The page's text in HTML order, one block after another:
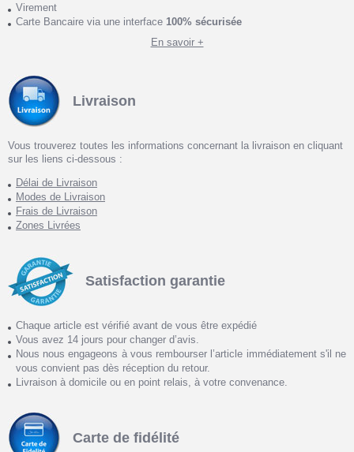
Virement
Carte Bancaire via une interface 100% sécurisée
En savoir +
Livraison
Vous trouverez toutes les informations concernant la livraison en cliquant
sur les liens ci-dessous :
Délai de Livraison
Modes de Livraison
Frais de Livraison
Zones Livrées
Satisfaction garantie
Chaque article est vérifié avant de vous être expédié
Vous avez 14 jours pour changer d’avis.
Nous nous engageons à vous rembourser l’article immédiatement s'il ne
vous convient pas dès réception du retour.
Livraison à domicile ou en point relais, à votre convenance.
Carte de fidélité